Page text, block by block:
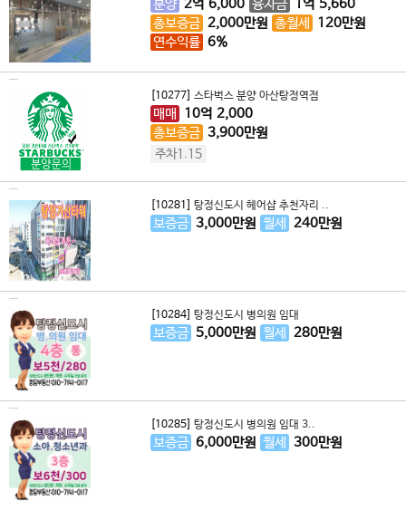
분양 2억 6,000 융자금 1 억 5,660
총보증금 2,000만원 총월세 120만원
연수익률 6%
[10277] 스타벅스 분양 아산탕정역점
매매 10억 2,000
총보증금 3,900만원
주차1.15
[10281] 탕정신도시 헤어샵 추천자리 ..
보증금 3,000만원 월세 240만원
[10284] 탕정신도시 병의원 임대
보증금 5,000만원 월세 280만원
[10285] 탕정신도시 병의원 임대 3..
보증금 6,000만원 월세 300만원